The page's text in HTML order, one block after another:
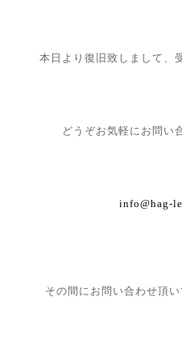
本日より復旧致しまして、
どうぞお気軽にお問い
info@hag-
その間にお問い合わせ頂